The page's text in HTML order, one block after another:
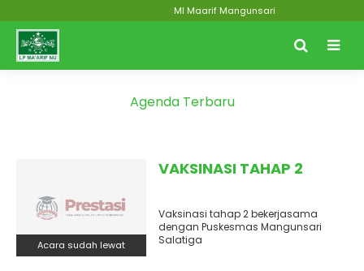
MI Maarif Mangunsari
Agenda Terbaru
Acara sudah lewat
VAKSINASI TAHAP 2
Vaksinasi tahap 2 bekerjasama
dengan Puskesmas Mangunsari
Salatiga